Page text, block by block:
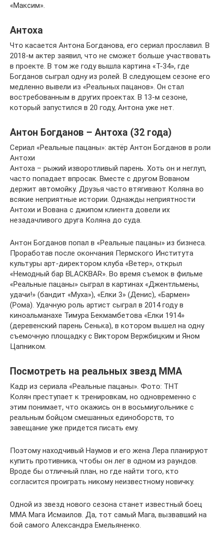
«Максим».
Антоха
Что касается Антона Богданова, его сериал прославил. В
2018-м актер заявил, что не сможет больше участвовать
в проекте. В том же году вышла картина «Т-34», где
Богданов сыграл одну из ролей. В следующем сезоне его
медленно вывели из «Реальных пацанов». Он стал
востребованным в других проектах. В 13-м сезоне,
который запустился в 20 году, Антона уже нет.
Антон Богданов – Антоха (32 года)
Сериал «Реальные пацаны»: актёр Антон Богданов в роли
Антохи
Антоха – рыжий изворотливый парень. Хоть он и неглуп,
часто попадает впросак. Вместе с другом Вованом
держит автомойку. Друзья часто втягивают Коляна во
всякие неприятные истории. Однажды неприятности
Антохи и Вована с джипом клиента довели их
незадачливого друга Коляна до суда.
Антон Богданов попал в «Реальные пацаны» из бизнеса.
Проработав после окончания Пермского Института
культуры арт-директором клуба «Ветер», открыл
«Немодный бар BLACKBAR». Во время съемок в фильме
«Реальные пацаны» сыграл в картинах «Джентльмены,
удачи!» (бандит «Муха»), «Елки 3» (Денис), «Бармен»
(Рома). Удачную роль артист сыграл в 2014 году в
киноальманахе Тимура Бекмамбетова «Елки 1914»
(деревенский парень Сенька), в котором вышел на одну
съемочную площадку с Виктором Вержбицким и Яном
Цапником.
Посмотреть на реальных звезд ММА
Кадр из сериала «Реальные пацаны». Фото: ТНТ
Колян преступает к тренировкам, но одновременно с
этим понимает, что окажись он в восьмиугольнике с
реальным бойцом смешанных единоборств, то
завещание уже придется писать ему.
Поэтому находчивый Наумов и его жена Лера планируют
купить противника, чтобы он лег в одном из раундов.
Вроде бы отличный план, но где найти того, кто
согласится проиграть никому неизвестному новичку.
Одной из звезд нового сезона станет известный боец
ММА Мага Исмаилов. Да, тот самый Мага, вызвавший на
бой самого Александра Емельяненко.